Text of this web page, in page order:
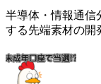
半導体・情報通信
する先端素材の開